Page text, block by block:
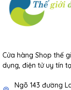
Cửa hàng Shop thế
dụng, điện tử uy tín
Ngõ 143 đường